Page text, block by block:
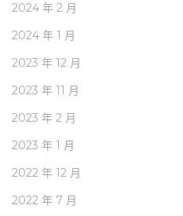
2024 年 2 月
2024 年 1 月
2023 年 12 月
2023 年 11 月
2023 年 2 月
2023 年 1 月
2022 年 12 月
2022 年 7 月